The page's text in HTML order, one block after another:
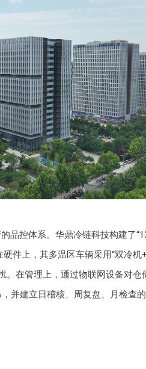
品控体系。华鼎冷链科技构建了
件上，其多温区车辆采用“双冷机
。在管理上，通过物联网设备对仓
并建立日稽核、周复盘、月检查的